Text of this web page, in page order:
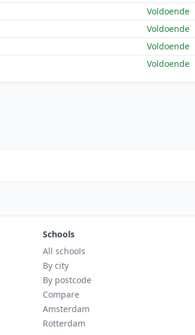
Voldoende
Voldoende
Voldoende
Voldoende
Schools
All schools
By city
By postcode
Compare
Amsterdam
Rotterdam